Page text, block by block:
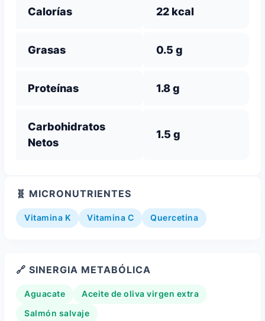
Calorías 22 kcal
Grasas 0.5 g
Proteínas 1.8 g
Carbohidratos
Netos
1.5 g
🧬 MICRONUTRIENTES
Vitamina K Vitamina C Quercetina
🔗 SINERGIA METABÓLICA
Aguacate Aceite de oliva virgen extra
Salmón salvaje